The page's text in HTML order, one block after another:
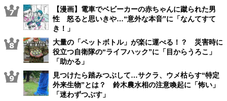
【漫画】電車でベビーカーの赤ちゃんに蹴られた男
性 怒ると思いきや…“意外な本音”に「なんてすて
き！」
大量の「ペットボトル」が楽に運べる！？ 災害時に
役立つ自衛隊の“ライフハック”に「目からうろこ」
「助かる」
見つけたら踏みつぶして…サクラ、ウメ枯らす“特定
外来生物”とは？ 鈴木農水相の注意喚起に「怖い」
「迷わずつぶす」